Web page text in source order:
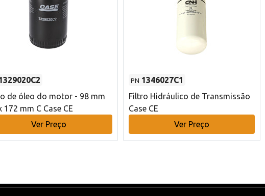
de óleo do motor - 98 mm
172 mm C Case CE
Ver Preço
PN 1346027C1
Filtro Hidráulico de Transmissão
Case CE
Ver Preço